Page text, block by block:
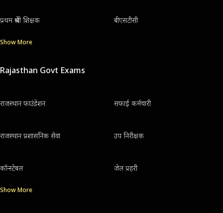
प्रथम श्रेणी शिक्षक बीएसटीसी
Show More
Rajasthan Govt Exams
राजस्थान फाउंडेशन सफाई कर्मचारी
राजस्थान प्रशासनिक सेवा उप निरीक्षक
कॉन्स्टेबल जेल प्रहरी
Show More